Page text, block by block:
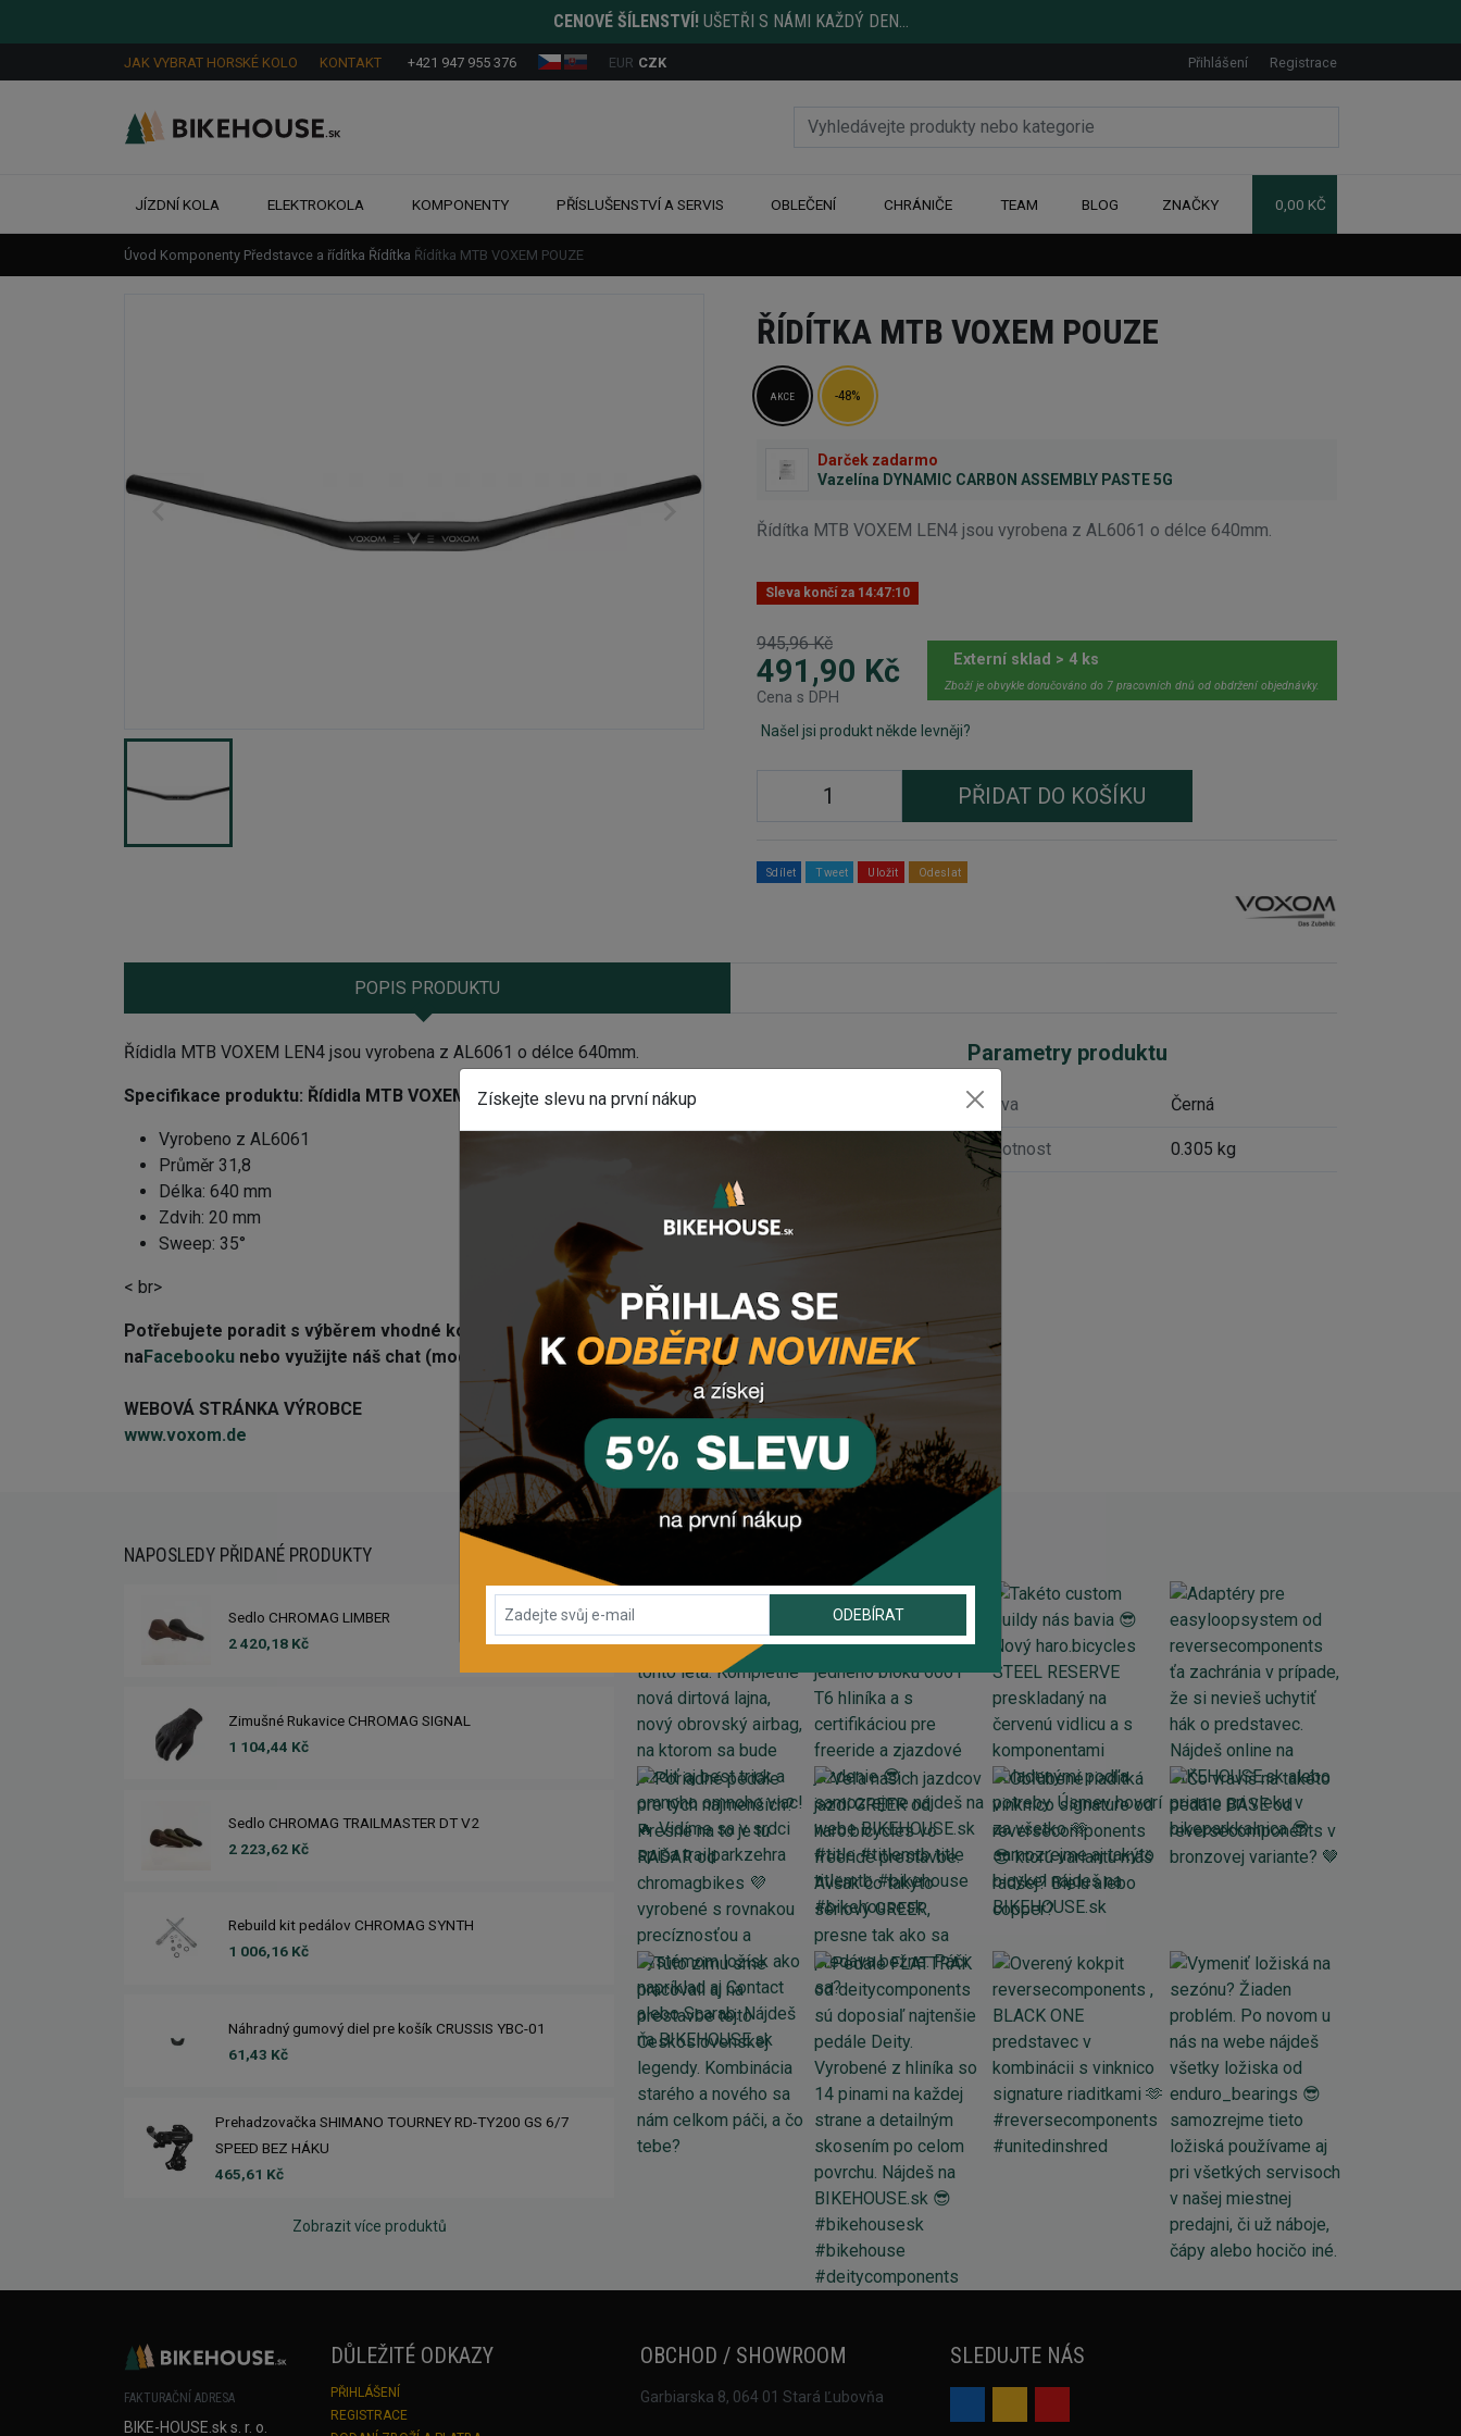
CENOVÉ ŠÍLENSTVÍ! UŠETŘI S NÁMI KAŽDÝ DEN...
JAK VYBRAT HORSKÉ KOLO KONTAKT +421 947 955 376 EUR CZK Přihlášení Registrace
JÍZDNÍ KOLA ELEKTROKOLA KOMPONENTY PŘÍSLUŠENSTVÍ A SERVIS OBLEČENÍ CHRÁNIČE TEAM BLOG ZNAČKY 0,00 KČ
Úvod Komponenty Představce a řídítka Řídítka Řídítka MTB VOXEM POUZE
ŘÍDÍTKA MTB VOXEM POUZE
AKCE -48%
Darček zadarmo
Vazelína DYNAMIC CARBON ASSEMBLY PASTE 5G
Řídítka MTB VOXEM LEN4 jsou vyrobena z AL6061 o délce 640mm.
Sleva končí za 14:47:10
945,96 Kč
491,90 Kč
Cena s DPH
Externí sklad > 4 ks
Zboží je obvykle doručováno do 7 pracovních dnů od obdržení objednávky.
Našel jsi produkt někde levněji?
PŘIDAT DO KOŠÍKU
Sdílet Tweet Uložit Odeslat
POPIS PRODUKTU
Řídidla MTB VOXEM LEN4 jsou vyrobena z AL6061 o délce 640mm.
Specifikace produktu: Řídidla MTB VOXEM LEN4
Vyrobeno z AL6061
Průměr 31,8
Délka: 640 mm
Zdvih: 20 mm
Sweep: 35°
< br>
Potřebujete poradit s výběrem vhodné komponenty? Zanechte námemail
, zprávu
naFacebooku nebo využijte náš chat (modré tlačítko vpravo dole).
WEBOVÁ STRÁNKA VÝROBCE
www.voxom.de
Parametry produktu
Barva Černá
Hmotnost 0.305 kg
NAPOSLEDY PŘIDANÉ PRODUKTY
Sedlo CHROMAG LIMBER
2 420,18 Kč
Zimušné Rukavice CHROMAG SIGNAL
1 104,44 Kč
Sedlo CHROMAG TRAILMASTER DT V2
2 223,62 Kč
Rebuild kit pedálov CHROMAG SYNTH
1 006,16 Kč
Náhradný gumový diel pre košík CRUSSIS YBC-01
61,43 Kč
Prehadzovačka SHIMANO TOURNEY RD-TY200 GS 6/7
SPEED BEZ HÁKU
465,61 Kč
Zobrazit více produktů
FAKTURAČNÍ ADRESA
BIKE-HOUSE.sk s. r. o.
DŮLEŽITÉ ODKAZY
PŘIHLÁŠENÍ
REGISTRACE
OBCHOD / SHOWROOM
Garbiarska 8, 064 01 Stará Ľubovňa
SLEDUJTE NÁS
Získejte slevu na první nákup
ODEBÍRAT